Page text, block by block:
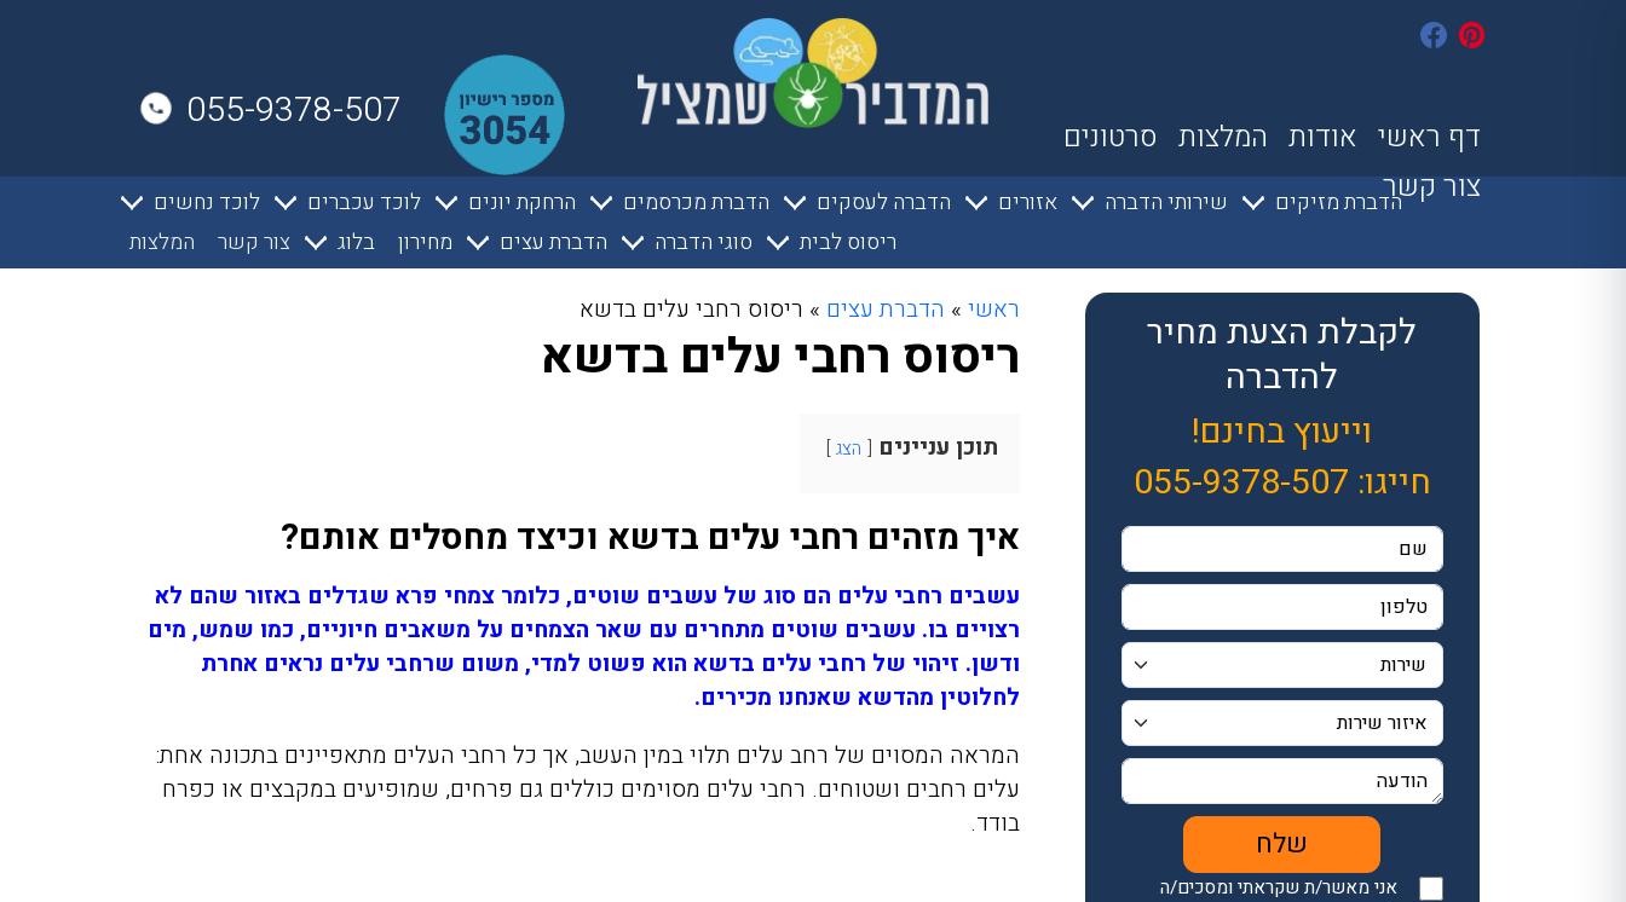
דף ראשי אודות המלצות סרטונים
צור קשר
055-9378-507
הדברת מזיקים שירותי הדברה אזורים הדברה לעסקים הדברת מכרסמים הרחקת יונים לוכד עכברים
לוכד נחשים
ריסוס לבית
סוגי הדברה הדברת עצים מחירון בלוג צור קשר המלצות
לקבלת הצעת מחיר
להדברה
וייעוץ בחינם!
חייגו: 055-9378-507
אני מאשר/ת שקראתי ומסכים/ה
ראשי » הדברת עצים » ריסוס רחבי עלים בדשא
ריסוס רחבי עלים בדשא
תוכן עניינים הצג
איך מזהים רחבי עלים בדשא וכיצד מחסלים אותם?
עשבים רחבי עלים הם סוג של עשבים שוטים, כלומר צמחי פרא שגדלים באזור שהם לא
רצויים בו. עשבים שוטים מתחרים עם שאר הצמחים על משאבים חיוניים, כמו שמש, מים
ודשן. זיהוי של רחבי עלים בדשא הוא פשוט למדי, משום שרחבי עלים נראים אחרת
לחלוטין מהדשא שאנחנו מכירים.
המראה המסוים של רחב עלים תלוי במין העשב, אך כל רחבי העלים מתאפיינים בתכונה אחת:
עלים רחבים ושטוחים. רחבי עלים מסוימים כוללים גם פרחים, שמופיעים במקבצים או כפרח
בודד.